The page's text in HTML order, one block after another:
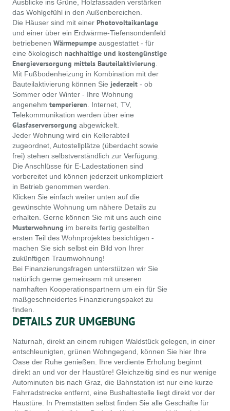
Ausblicke ins Grüne, Holzfassaden verstärken
das Wohlgefühl in den Außenbereichen.
Die Häuser sind mit einer Photovoltaikanlage
und einer über ein Erdwärme-Tiefensondenfeld
betriebenen Wärmepumpe ausgestattet - für
eine ökologisch nachhaltige und kostengünstige
Energieversorgung mittels Bauteilaktivierung
Mit Fußbodenheizung in Kombination mit der
Bauteilaktivierung können Sie jederzeit - ob
Sommer oder Winter - Ihre Wohnung
angenehm temperieren . Internet, TV,
Telekommunikation werden über eine
Glasfaserversorgung abgewickelt.
Jeder Wohnung wird ein Kellerabteil
zugeordnet, Autostellplätze (überdacht sowie
frei) stehen selbstverständlich zur Verfügung.
Die Anschlüsse für E-Ladestationen sind
vorbereitet und können jederzeit unkompliziert
in Betrieb genommen werden.
Klicken Sie einfach weiter unten auf die
gewünschte Wohnung um nähere Details zu
erhalten. Gerne können Sie mit uns auch eine
Musterwohnung im bereits fertig gestellten
ersten Teil des Wohnprojektes besichtigen -
machen Sie sich selbst ein Bild von Ihrer
zukünftigen Traumwohnung!
Bei Finanzierungsfragen unterstützen wir Sie
natürlich gerne gemeinsam mit unseren
namhaften Kooperationspartnern um ein für Sie
maßgeschneidertes Finanzierungspaket zu
finden.
DETAILS ZUR UMGEBUNG
Naturnah, direkt an einem ruhigen Waldstück gelegen, in einer
entschleunigten, grünen Wohngegend, können Sie hier Ihre
Oase der Ruhe genießen. Ihre verdiente Erholung beginnt
direkt an und vor der Haustüre! Gleichzeitig sind es nur wenige
Autominuten bis nach Graz, die Bahnstation ist nur eine kurze
Fahrradstrecke entfernt, eine Bushaltestelle liegt direkt vor der
Haustüre. In Premstätten selbst finden Sie alle Geschäfte für